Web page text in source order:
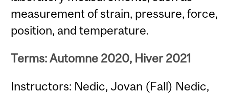
measurement of strain, pressure, force,
position, and temperature.
Terms: Automne 2020, Hiver 2021
Instructors: Nedic, Jovan (Fall) Nedic,